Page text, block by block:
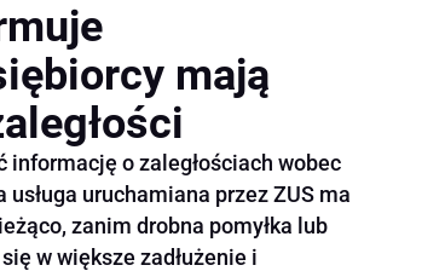
mają
o zaległościach wobec
usługa uruchamiana przez ZUS ma
zanim drobna pomyłka lub
w większe zadłużenie i